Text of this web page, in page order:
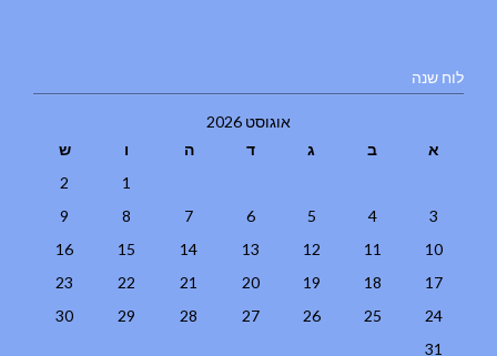
לוח שנה
אוגוסט 2026
א
ב ג ד ה ו
ש
1
2
3
4
5
6
7
8
9
10
11
12
13
14
15
16
17
18
19
20
21
22
23
24
25
26
27
28
29
30
31